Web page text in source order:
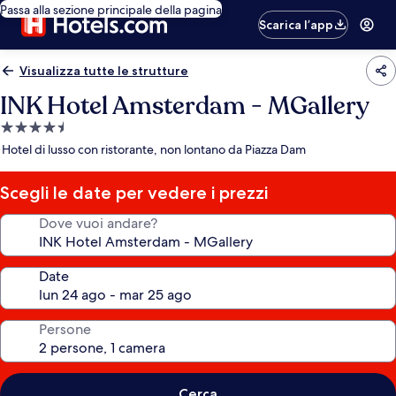
Passa alla sezione principale della pagina
Scarica l’app
Visualizza tutte le strutture
INK Hotel Amsterdam - MGallery
Struttura
a
stelle
Hotel di lusso con ristorante, non lontano da Piazza Dam
Scegli le date per vedere i prezzi
Dove vuoi andare?
Date
Persone